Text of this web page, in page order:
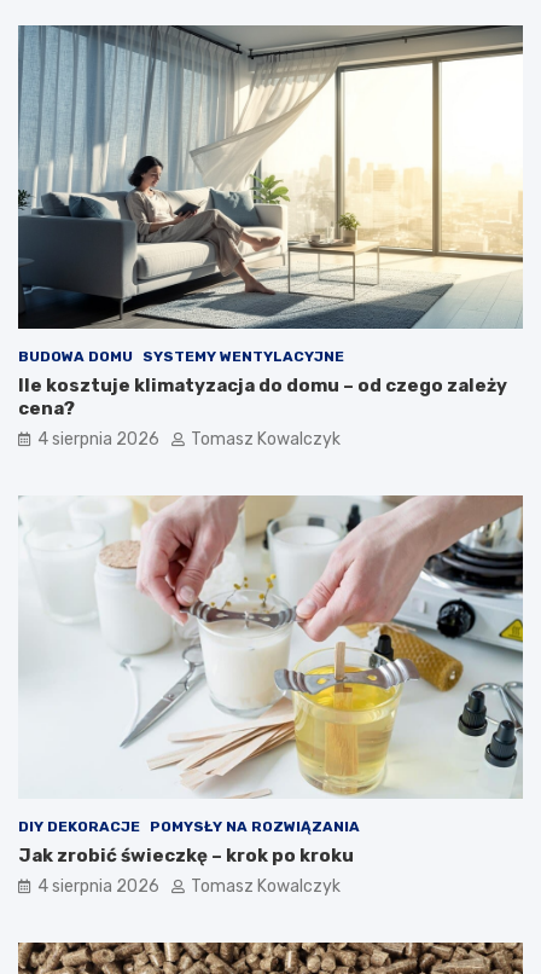
BUDOWA DOMU SYSTEMY WENTYLACYJNE
Ile kosztuje klimatyzacja do domu – od czego zależy
cena?
4 sierpnia 2026 Tomasz Kowalczyk
DIY DEKORACJE POMYSŁY NA ROZWIĄZANIA
Jak zrobić świeczkę – krok po kroku
4 sierpnia 2026 Tomasz Kowalczyk